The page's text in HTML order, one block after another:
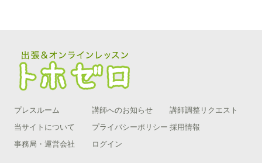
プレスルーム 講師へのお知らせ
講師調整リクエスト
当サイトについて
プライバシーポリシー 採用情報
事務局・運営会社
ログイン